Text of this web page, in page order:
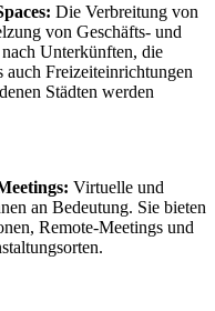
Die Verbreitung von
von Geschäfts- und
Unterkünften, die
Freizeiteinrichtungen
Städten werden
Virtuelle und
an Bedeutung. Sie bieten
Remote-Meetings und